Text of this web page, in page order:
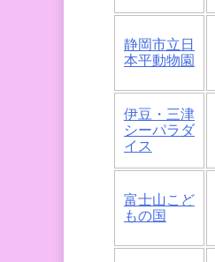
静岡市立日
本平動物園
伊豆・三津
シーパラダ
イス
富士山こど
もの国